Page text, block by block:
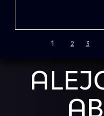
1 2 3